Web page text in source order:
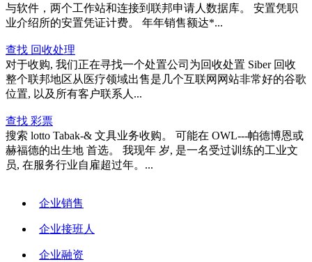
与软件，两个工作站和连接到联邦申请人数据库。 安置凭职
业介绍所的安置凭证计费。 年年销售额达*...
查找 回收处理
对于收购, 我们正在寻找一个处置公司为回收处置 Siber 回收
整个联邦地区从医疗领域出售是几个互联网网站非常好的谷歌
位置, 以及所有客户联系人...
查找 彩票
搜索 lotto Tabak-& 文具业务收购。 可能在 OWL---帕德博恩或
赫福德的出生地 首选。 我现年 岁, 是一名受过训练的工业文
员, 在服务行业自雇超过年。...
企业销售
企业接班人
企业融资